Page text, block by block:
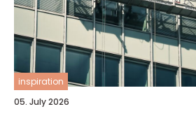
inspiration
05. July 2026